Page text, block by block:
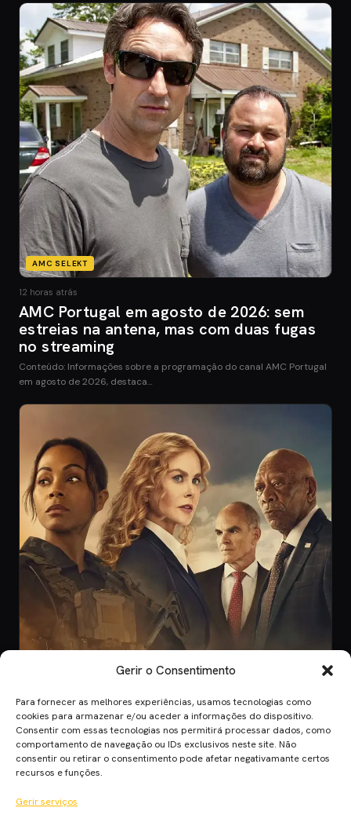
Gerir o Consentimento
Para fornecer as melhores experiências, usamos tecnologias como
cookies para armazenar e/ou aceder a informações do dispositivo.
Consentir com essas tecnologias nos permitirá processar dados, como
comportamento de navegação ou IDs exclusivos neste site. Não
consentir ou retirar o consentimento pode afetar negativamante certos
recursos e funções.
Gerir serviços
AMC SELEKT
12 horas atrás
AMC Portugal em agosto de 2026: sem
estreias na antena, mas com duas fugas
no streaming
Conteúdo: Informações sobre a programação do canal AMC Portugal
em agosto de 2026, destaca…
SKYSHOWTIME
12 horas atrás
Estreias SkyShowtime Portugal: Espiões,
Gritos e Nostalgia para Fechar Agosto
Terra, ideal para entusias…